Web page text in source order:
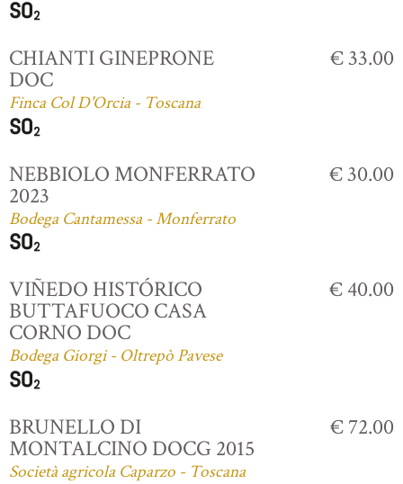
CHIANTI GINEPRONE
DOC
Finca Col D'Orcia - Toscana
€ 33.00
NEBBIOLO MONFERRATO
2023
Bodega Cantamessa - Monferrato
€ 30.00
VIÑEDO HISTÓRICO
BUTTAFUOCO CASA
CORNO DOC
Bodega Giorgi - Oltrepò Pavese
€ 40.00
BRUNELLO DI
MONTALCINO DOCG 2015
Società agricola Caparzo - Toscana
€ 72.00